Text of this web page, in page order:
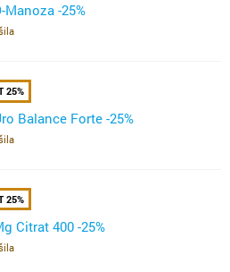
Manoza -25%
25%
Balance Forte -25%
25%
Citrat 400 -25%